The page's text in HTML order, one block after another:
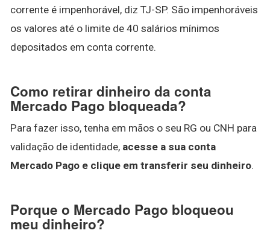
corrente é impenhorável, diz TJ-SP. São impenhoráveis
os valores até o limite de 40 salários mínimos
depositados em conta corrente.
Como retirar dinheiro da conta
Mercado Pago bloqueada?
Para fazer isso, tenha em mãos o seu RG ou CNH para
validação de identidade, acesse a sua conta
Mercado Pago e clique em transferir seu dinheiro.
Porque o Mercado Pago bloqueou
meu dinheiro?